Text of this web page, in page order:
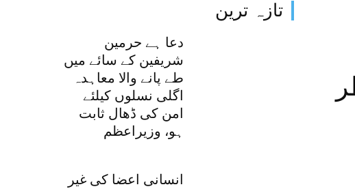
تازہ ترین
دعا ہے حرمین
شریفین کے سائے میں
طے پانے والا معاہدہ
اگلی نسلوں کیلئے
امن کی ڈھال ثابت
ہو، وزیراعظم
انسانی اعضا کی غیر